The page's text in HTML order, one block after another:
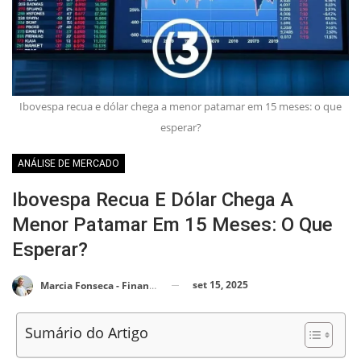
Ibovespa recua e dólar chega a menor patamar em 15 meses: o que
esperar?
ANÁLISE DE MERCADO
Ibovespa Recua E Dólar Chega A
Menor Patamar Em 15 Meses: O Que
Esperar?
Marcia Fonseca - Financial Consultant set 15, 2025
Sumário do Artigo